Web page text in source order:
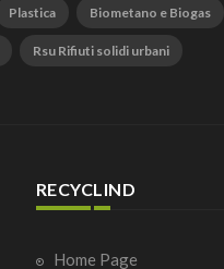
Plastica Biometano e Biogas
Rsu Rifiuti solidi urbani
RECYCLIND
Home Page